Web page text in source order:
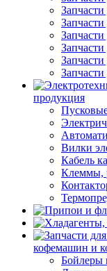
Запчасти
Запчасти
продукция
Вилки
Кабель
Клеммы,
кофемашин и
Бойлеры